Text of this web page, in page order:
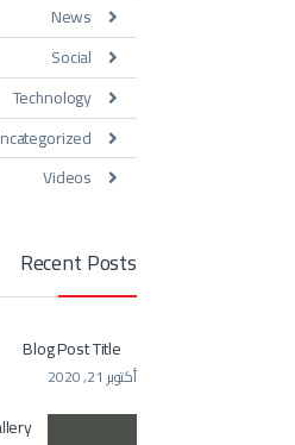
News
Social
Technology
Videos
Recent Posts
Blog Post Title
أكتوبر 21, 2020